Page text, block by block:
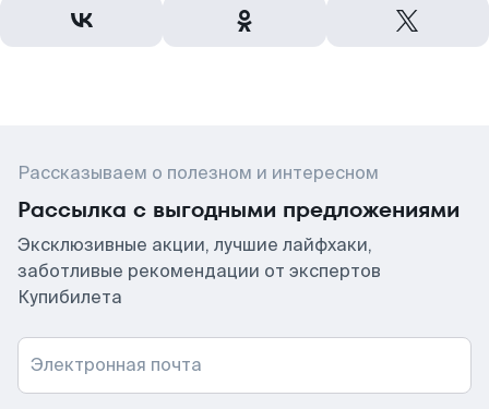
Рассказываем о полезном и интересном
Рассылка с выгодными предложениями
Эксклюзивные акции, лучшие лайфхаки,
заботливые рекомендации от экспертов
Купибилета
Электронная почта